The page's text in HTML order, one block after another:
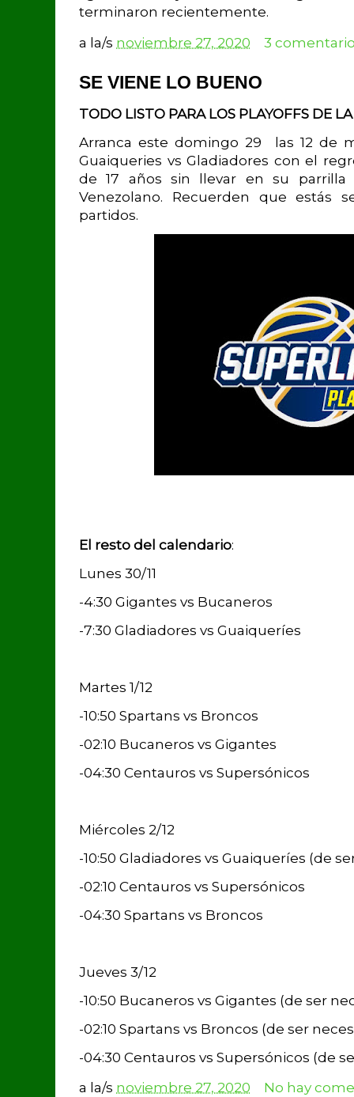
terminaron recientemente.
a la/s noviembre 27, 2020 3
SE VIENE LO BUENO
TODO LISTO PARA LOS PLAYOFFS DE
Arranca este domingo 29 las 12 de
Guaiqueries vs Gladiadores con el
de 17 años sin llevar en su parrilla
Venezolano. Recuerden que estás
partidos.
El resto del calendario:
Lunes 30/11
-4:30 Gigantes vs Bucaneros
-7:30 Gladiadores vs Guaiqueríes
Martes 1/12
-10:50 Spartans vs Broncos
-02:10 Bucaneros vs Gigantes
-04:30 Centauros vs Supersónicos
Miércoles 2/12
-10:50 Gladiadores vs Guaiqueríes (de
-02:10 Centauros vs Supersónicos
-04:30 Spartans vs Broncos
Jueves 3/12
-10:50 Bucaneros vs Gigantes (de ser
-02:10 Spartans vs Broncos (de ser
-04:30 Centauros vs Supersónicos (de
a la/s noviembre 27, 2020 No hay